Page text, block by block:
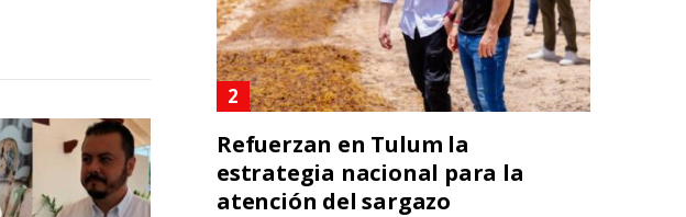
Refuerzan en Tulum la
estrategia nacional para la
atención del sargazo